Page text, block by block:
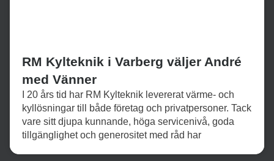
RM Kylteknik i Varberg väljer André
med Vänner
I 20 års tid har RM Kylteknik levererat värme- och
kyllösningar till både företag och privatpersoner. Tack
vare sitt djupa kunnande, höga servicenivå, goda
tillgänglighet och generositet med råd har